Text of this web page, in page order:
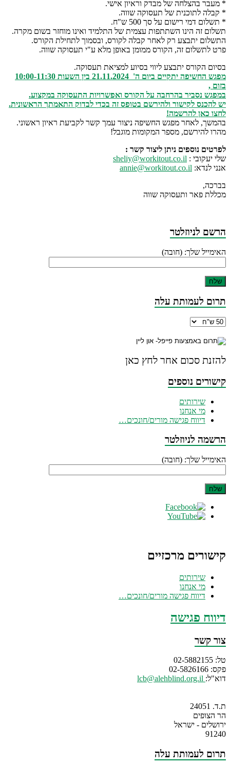
* מעבר בהצלחה של מבדק וראיון אישי.
* קבלה לתוכנית של תעסוקה שווה.
* תשלום דמי רישום על סך 500 ש"ח.
תשלום זה הינו השתתפות עצמית של התלמיד ואינו מוחזר בשום מקרה.
התשלום יתבצע רק לאחר קבלה לקורס, ובסמוך לתחילת הקורס.
פרט לתשלום זה, הקורס ממומן באופן מלא ע"י תעסוקה שווה.
בסיום הקורס יתבצע ליווי בסיוע למציאת תעסוקה.
מפגש החשיפה יתקיים ביום ה' 21.11.2024 בין השעות 10:00-11:30
בזום ,
במפגש נסביר בהרחבה על הקורס ואפשרויות התעסוקה במקצוע.
יש להכנס לקישור ולהירשם בטופס זה בכדי לבדוק התאמתך הראשונית.
לחצו כאן להרשמה!
בהמשך, לאחר מפגש החשיפה ניצור עמך קשר לקביעת ראיון ראשוני.
מהרו להירשם, מספר המקומות מוגבל!
לפרטים נוספים ניתן ליצור קשר :
שלי יעקובי : sheliy@workitout.co.il
אנני לנדא: annie@workitout.co.il
בברכה,
מכללת פאר ותעסוקה שווה
הרשם לניוזלטר
האימייל שלך: (חובה)
תרום לעמותת עלה
להזנת סכום אחר לחץ כאן
קישורים נוספים
שירותים
מי אנחנו
דיווח פגישה מורים/חונכים…
הרשמה לניוזלטר
האימייל שלך: (חובה)
קישורים מרכזיים
שירותים
מי אנחנו
דיווח פגישה מורים/חונכים…
דיווח פגישה
צור קשר
טל: 02-5882155
פקס: 02-5826166
דוא"ל:
ת.ד. 24051
הר הצופים
ירושלים - ישראל
91240
תרום לעמותת עלה